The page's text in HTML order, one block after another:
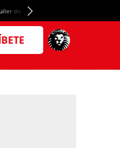
de habitaciones en España